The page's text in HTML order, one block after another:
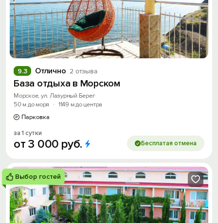
Отлично 2 отзыва
9.3
База отдыха в Морском
Морское, ул. Лазурный Берег
50 м до моря
· 1149 м до центра
Парковка
за 1 сутки
от3 000 руб. Бесплатая отмена
Выбор гостей